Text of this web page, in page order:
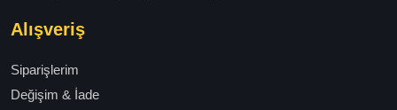
Alışveriş
Siparişlerim
Değişim & İade